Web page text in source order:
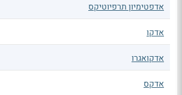
אדפטימיון תרפיוטיקס
אדקו
אדקואגרו
אדקס